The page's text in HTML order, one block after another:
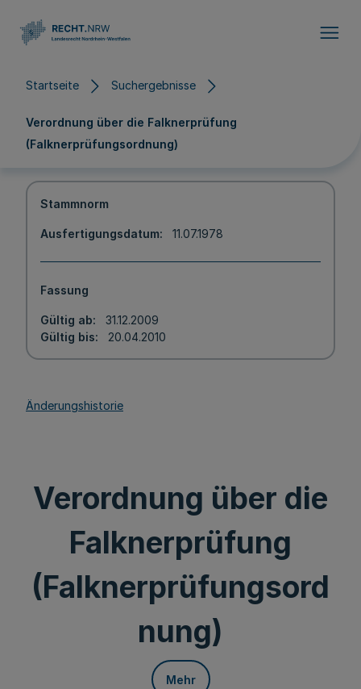
Startseite Suchergebnisse
Verordnung über die Falknerprüfung
(Falknerprüfungsordnung)
Stammnorm
Ausfertigungsdatum 11.07.1978
Fassung
Gültig ab
31.12.2009
Gültig bis
20.04.2010
Änderungshistorie
Verordnung über die
Falknerprüfung
(Falknerprüfungsord
nung)
Mehr